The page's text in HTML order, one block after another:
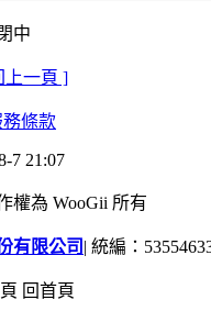
中
上一頁 ]
務條款
7 21:07
權為 WooGii 所有
有限公司 | 統編：
回首頁